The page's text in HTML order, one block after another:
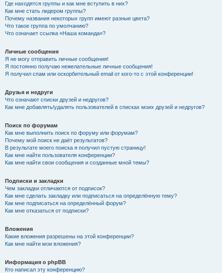
Где находятся группы и как мне вступить в них?
Как мне стать лидером группы?
Почему названия некоторых групп имеют разные цвета?
Что такое группа по умолчанию?
Что означает ссылка «Наша команда»?
Личные сообщения
Я не могу отправить личные сообщения!
Я постоянно получаю нежелательные личные сообщения!
Я получил спам или оскорбительный email от кого-то с этой конференции!
Друзья и недруги
Что означают списки друзей и недругов?
Как мне добавлять/удалять пользователей в списках моих друзей и недругов?
Поиск по форумам
Как мне выполнить поиск по форуму или форумам?
Почему мой поиск не даёт результатов?
В результате моего поиска я получил пустую страницу!
Как мне найти пользователя конференции?
Как мне найти свои сообщения и созданные мной темы?
Подписки и закладки
Чем закладки отличаются от подписок?
Как мне сделать закладку или подписаться на определённую тему?
Как мне подписаться на определённый форум?
Как мне отказаться от подписки?
Вложения
Какие вложения разрешены на этой конференции?
Как мне найти мои вложения?
Информация о phpBB
Кто написал эту конференцию?